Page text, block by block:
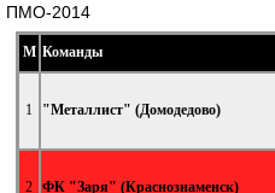
ПМО-2014